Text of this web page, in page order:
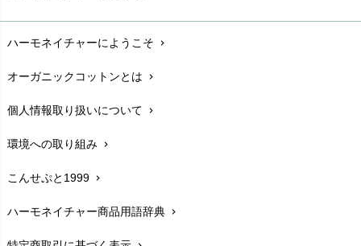
配送と送料chevron_right
在庫状況と発送予定chevron_right
サイズ・寸法chevron_right
生地・素材chevron_right
お手入れについて
レビューを書こうchevron_right
ハーモネイチャーにようこそ chevron_right
オーガニックコットンとは chevron_right
個人情報取り扱いについて chevron_right
環境への取り組み chevron_right
こんせぷと1999 chevron_right
ハーモネイチャー商品用語辞典 chevron_right